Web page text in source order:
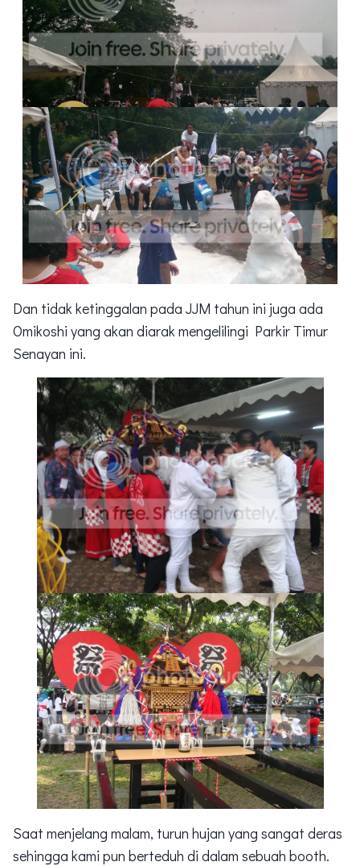
Dan tidak ketinggalan pada JJM tahun ini juga ada
Omikoshi yang akan diarak mengelilingi Parkir Timur
Senayan ini.
Saat menjelang malam, turun hujan yang sangat deras
sehingga kami pun berteduh di dalam sebuah booth.